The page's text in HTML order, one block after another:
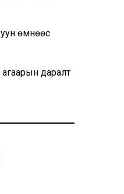
өмнөөс
агаарын даралт